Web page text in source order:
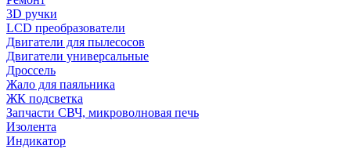
3D ручки
LCD преобразователи
Двигатели для пылесосов
Двигатели универсальные
Дроссель
Жало для паяльника
ЖК подсветка
Запчасти СВЧ, микроволновая печь
Изолента
Индикатор